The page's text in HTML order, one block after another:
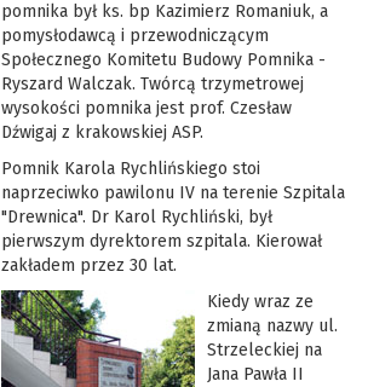
pomnika był ks. bp Kazimierz Romaniuk, a
pomysłodawcą i przewodniczącym
Społecznego Komitetu Budowy Pomnika -
Ryszard Walczak. Twórcą trzymetrowej
wysokości pomnika jest prof. Czesław
Dźwigaj z krakowskiej ASP.
Pomnik Karola Rychlińskiego stoi
naprzeciwko pawilonu IV na terenie Szpitala
"Drewnica". Dr Karol Rychliński, był
pierwszym dyrektorem szpitala. Kierował
zakładem przez 30 lat.
Kiedy wraz ze
zmianą nazwy ul.
Strzeleckiej na
Jana Pawła II